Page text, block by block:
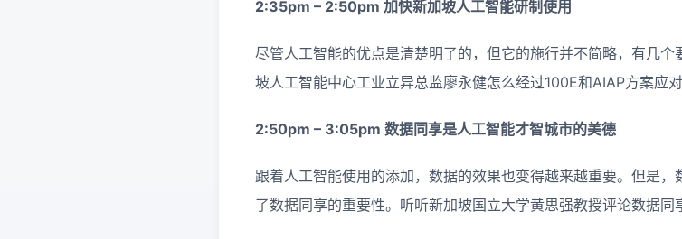
2:35pm – 2:50pm 加快新加坡人工智能研制使用
尽管人工智能的优点是清楚明了的，但它的施行并不简略，有几
坡人工智能中心工业立异总监廖永健怎么经过100E和AIAP方案应
2:50pm – 3:05pm 数据同享是人工智能才智城市的美德
跟着人工智能使用的添加，数据的效果也变得越来越重要。但是
了数据同享的重要性。听听新加坡国立大学黄思强教授评论数据同